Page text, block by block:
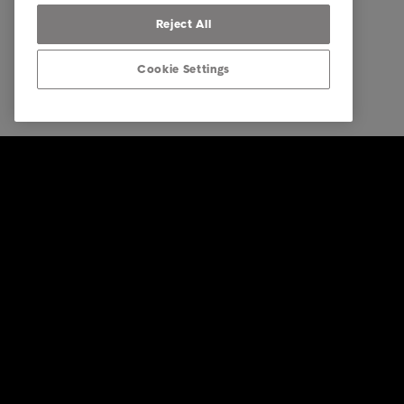
Reject All
Cookie Settings